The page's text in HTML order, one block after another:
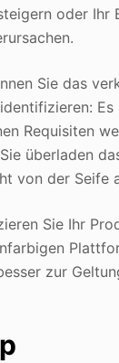
oder Ihr
Sie das
Es
Requisiten
überladen
von der Seife
Sie Ihr
zur